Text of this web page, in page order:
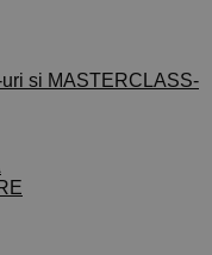
si MASTERCLASS-